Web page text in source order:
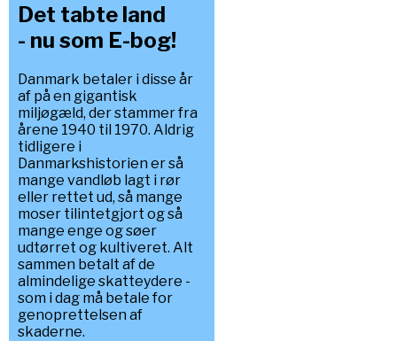
Det tabte land
- nu som E-bog!
Danmark betaler i disse år
af på en gigantisk
miljøgæld, der stammer fra
årene 1940 til 1970. Aldrig
tidligere i
Danmarkshistorien er så
mange vandløb lagt i rør
eller rettet ud, så mange
moser tilintetgjort og så
mange enge og søer
udtørret og kultiveret. Alt
sammen betalt af de
almindelige skatteydere -
som i dag må betale for
genoprettelsen af
skaderne.